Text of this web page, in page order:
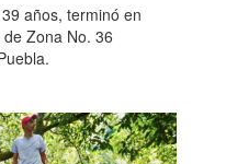
años, terminó en
Zona No. 36